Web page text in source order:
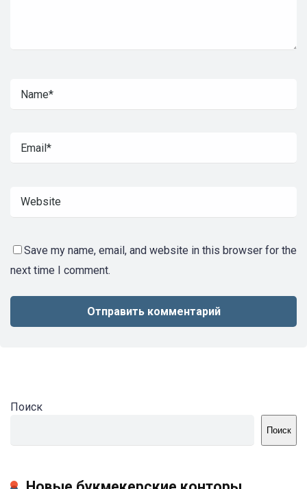
Save my name, email, and website in this browser for the
next time I comment.
Поиск
Поиск